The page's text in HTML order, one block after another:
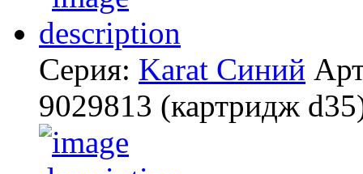
Серия: Karat Синий
9029813 (картридж